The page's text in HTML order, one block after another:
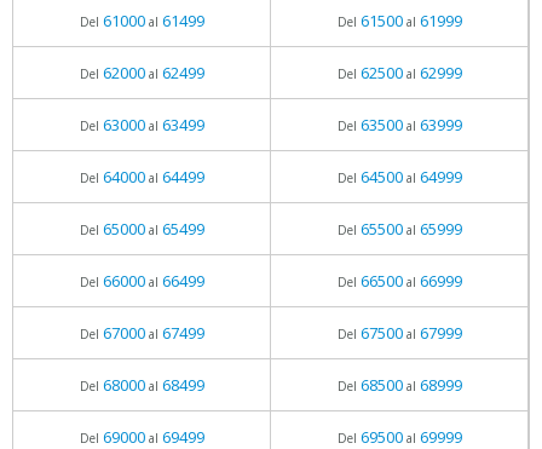
Del 61000al 61499 Del 61500al 61999
Del 62000al 62499 Del 62500al 62999
Del 63000al 63499 Del 63500al 63999
Del 64000al 64499 Del 64500al 64999
Del 65000al 65499 Del 65500al 65999
Del 66000al 66499 Del 66500al 66999
Del 67000al 67499 Del 67500al 67999
Del 68000al 68499 Del 68500al 68999
Del 69000al 69499 Del 69500al 69999